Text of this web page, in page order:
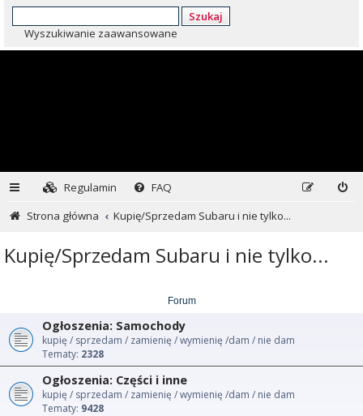
Szukaj
Wyszukiwanie zaawansowane
Regulamin
FAQ
Strona główna
Kupię/Sprzedam Subaru i nie tylko...
Kupię/Sprzedam Subaru i nie tylko...
Forum
Ogłoszenia: Samochody
kupię / sprzedam / zamienię / wymienię /dam / nie dam
Tematy: 2328
Ogłoszenia: Części i inne
kupię / sprzedam / zamienię / wymienię /dam / nie dam
Tematy: 9428